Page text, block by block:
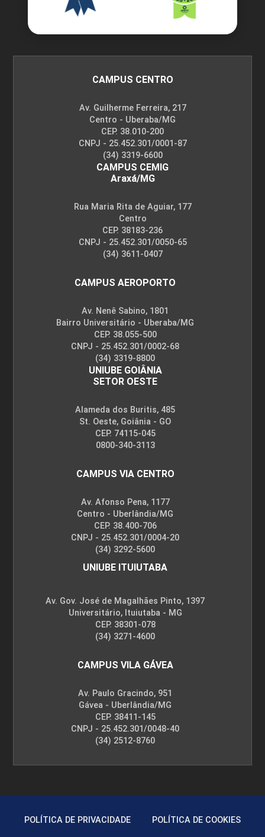
CAMPUS CENTRO
Av. Guilherme Ferreira, 217
Centro - Uberaba/MG
CEP. 38.010-200
CNPJ - 25.452.301/0001-87
(34) 3319-6600
CAMPUS CEMIG
Araxá/MG
Rua Maria Rita de Aguiar, 177
Centro
CEP. 38183-236
CNPJ - 25.452.301/0050-65
(34) 3611-0407
CAMPUS AEROPORTO
Av. Nenê Sabino, 1801
Bairro Universitário - Uberaba/MG
CEP. 38.055-500
CNPJ - 25.452.301/0002-68
(34) 3319-8800
UNIUBE GOIÂNIA
SETOR OESTE
Alameda dos Buritis, 485
St. Oeste, Goiânia - GO
CEP. 74115-045
0800-340-3113
CAMPUS VIA CENTRO
Av. Afonso Pena, 1177
Centro - Uberlândia/MG
CEP. 38.400-706
CNPJ - 25.452.301/0004-20
(34) 3292-5600
UNIUBE ITUIUTABA
Av. Gov. José de Magalhães Pinto, 1397
Universitário, Ituiutaba - MG
CEP. 38301-078
(34) 3271-4600
CAMPUS VILA GÁVEA
Av. Paulo Gracindo, 951
Gávea - Uberlândia/MG
CEP. 38411-145
CNPJ - 25.452.301/0048-40
(34) 2512-8760
POLÍTICA DE PRIVACIDADE POLÍTICA DE COOKIES